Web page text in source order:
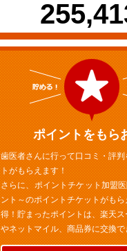
ポイントをもら
歯医者さんに行って口コミ・評
トがもらえます！
さらに、ポイントチケット加盟
ント～のポイントチケットがも
得！貯まったポイントは、楽天
やネットマイル、商品券に交換で